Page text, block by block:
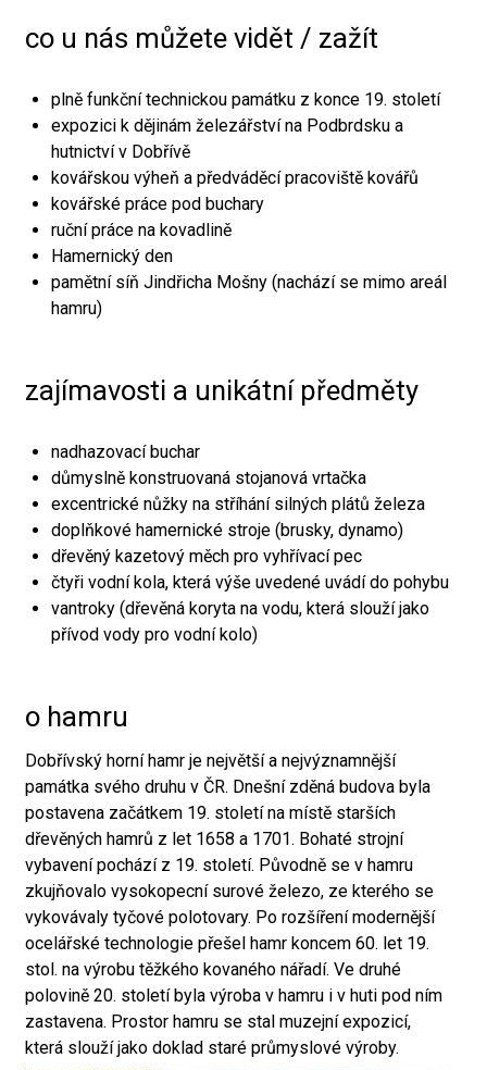
co u nás můžete vidět / zažít
plně funkční technickou památku z konce 19. století
expozici k dějinám železářství na Podbrdsku a
hutnictví v Dobřívě
kovářskou výheň a předváděcí pracoviště kovářů
kovářské práce pod buchary
ruční práce na kovadlině
Hamernický den
pamětní síň Jindřicha Mošny (nachází se mimo areál
hamru)
zajímavosti a unikátní předměty
nadhazovací buchar
důmyslně konstruovaná stojanová vrtačka
excentrické nůžky na stříhání silných plátů železa
doplňkové hamernické stroje (brusky, dynamo)
dřevěný kazetový měch pro vyhřívací pec
čtyři vodní kola, která výše uvedené uvádí do pohybu
vantroky (dřevěná koryta na vodu, která slouží jako
přívod vody pro vodní kolo)
o hamru
Dobřívský horní hamr je největší a nejvýznamnější
památka svého druhu v ČR. Dnešní zděná budova byla
postavena začátkem 19. století na místě starších
dřevěných hamrů z let 1658 a 1701. Bohaté strojní
vybavení pochází z 19. století. Původně se v hamru
zkujňovalo vysokopecní surové železo, ze kterého se
vykovávaly tyčové polotovary. Po rozšíření modernější
ocelářské technologie přešel hamr koncem 60. let 19.
stol. na výrobu těžkého kovaného nářadí. Ve druhé
polovině 20. století byla výroba v hamru i v huti pod ním
zastavena. Prostor hamru se stal muzejní expozicí,
která slouží jako doklad staré průmyslové výroby.